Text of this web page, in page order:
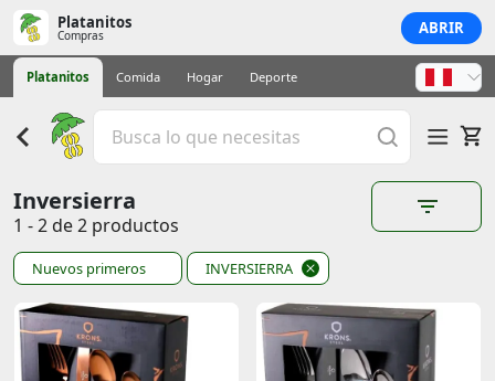
Platanitos
Compras ABRIR
Platanitos Comida Hogar Deporte
Inversierra
1 - 2 de 2 productos
Nuevos primeros INVERSIERRA